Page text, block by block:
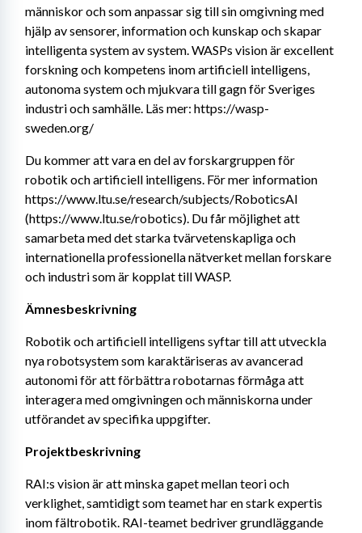
människor och som anpassar sig till sin omgivning med
hjälp av sensorer, information och kunskap och skapar
intelligenta system av system. WASPs vision är excellent
forskning och kompetens inom artificiell intelligens,
autonoma system och mjukvara till gagn för Sveriges
industri och samhälle. Läs mer: https://wasp-
sweden.org/
Du kommer att vara en del av forskargruppen för
robotik och artificiell intelligens. För mer information
https://www.ltu.se/research/subjects/RoboticsAI
(https://www.ltu.se/robotics). Du får möjlighet att
samarbeta med det starka tvärvetenskapliga och
internationella professionella nätverket mellan forskare
och industri som är kopplat till WASP.
Ämnesbeskrivning
Robotik och artificiell intelligens syftar till att utveckla
nya robotsystem som karaktäriseras av avancerad
autonomi för att förbättra robotarnas förmåga att
interagera med omgivningen och människorna under
utförandet av specifika uppgifter.
Projektbeskrivning
RAI:s vision är att minska gapet mellan teori och
verklighet, samtidigt som teamet har en stark expertis
inom fältrobotik. RAI-teamet bedriver grundläggande